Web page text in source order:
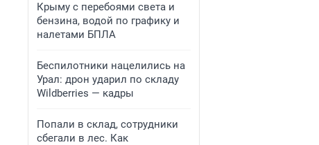
Крыму с перебоями света и
бензина, водой по графику и
налетами БПЛА
Беспилотники нацелились на
Урал: дрон ударил по складу
Wildberries — кадры
Попали в склад, сотрудники
сбегали в лес. Как